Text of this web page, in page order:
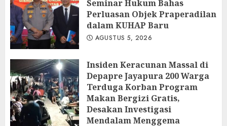
Seminar Hukum Bahas
Perluasan Objek Praperadilan
dalam KUHAP Baru
AGUSTUS 5, 2026
Insiden Keracunan Massal di
Depapre Jayapura 200 Warga
Terduga Korban Program
Makan Bergizi Gratis,
Desakan Investigasi
Mendalam Menggema